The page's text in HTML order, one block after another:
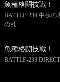
魚種格闘技戦！
BATTLE-234 中秋
の乱
魚種格闘技戦！
BATTLE-233